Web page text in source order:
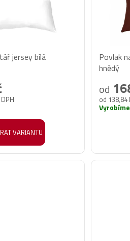
jersey bílá
VARIANTU
Povlak
hnědý
od 138,84
od